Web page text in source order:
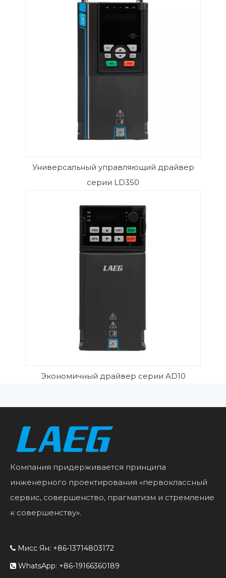
Универсальный управляющий драйвер
серии LD350
Экономичный драйвер серии AD10
Компания придерживается принципа
инженерного проектирования «первоклассный
сервис, совершенство, прагматизм и стремление
к совершенству».
 Мисс Ян: +86-13714803172
 WhatsApp: +86-19166360189